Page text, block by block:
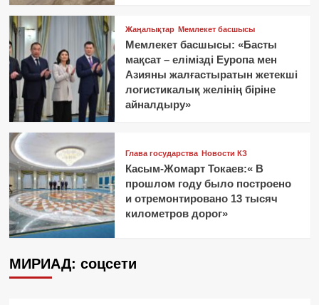
Жаңалықтар Мемлекет басшысы
Мемлекет басшысы: «Басты
мақсат – елімізді Еуропа мен
Азияны жалғастыратын жетекші
логистикалық желінің біріне
айналдыру»
Глава государства Новости КЗ
Касым-Жомарт Токаев:« В
прошлом году было построено
и отремонтировано 13 тысяч
километров дорог»
МИРИАД: соцсети